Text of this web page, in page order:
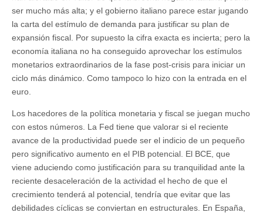
ser mucho más alta; y el gobierno italiano parece estar jugando
la carta del estímulo de demanda para justificar su plan de
expansión fiscal. Por supuesto la cifra exacta es incierta; pero la
economía italiana no ha conseguido aprovechar los estímulos
monetarios extraordinarios de la fase post-crisis para iniciar un
ciclo más dinámico. Como tampoco lo hizo con la entrada en el
euro.
Los hacedores de la política monetaria y fiscal se juegan mucho
con estos números. La Fed tiene que valorar si el reciente
avance de la productividad puede ser el indicio de un pequeño
pero significativo aumento en el PIB potencial. El BCE, que
viene aduciendo como justificación para su tranquilidad ante la
reciente desaceleración de la actividad el hecho de que el
crecimiento tenderá al potencial, tendría que evitar que las
debilidades cíclicas se conviertan en estructurales. En España,